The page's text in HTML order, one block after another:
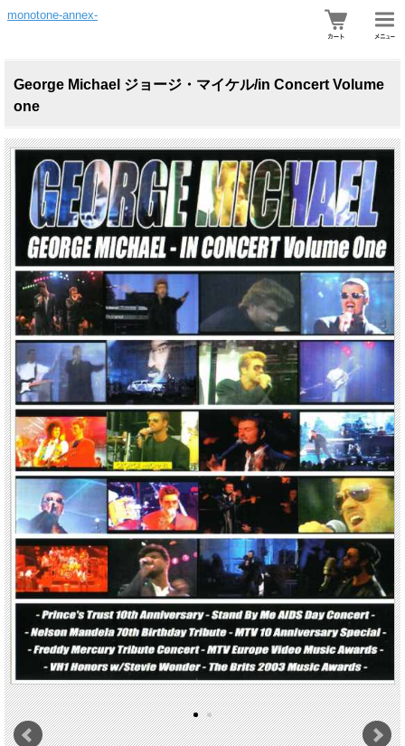
monotone-annex-
George Michael ジョージ・マイケル/in Concert Volume
one